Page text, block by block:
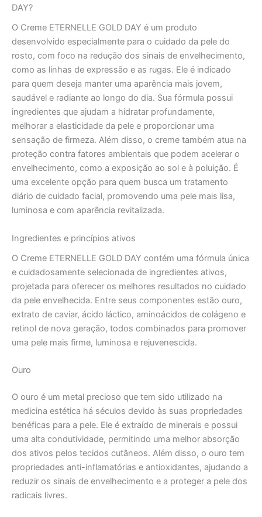
DAY?
O Creme ETERNELLE GOLD DAY é um produto
desenvolvido especialmente para o cuidado da pele do
rosto, com foco na redução dos sinais de envelhecimento,
como as linhas de expressão e as rugas. Ele é indicado
para quem deseja manter uma aparência mais jovem,
saudável e radiante ao longo do dia. Sua fórmula possui
ingredientes que ajudam a hidratar profundamente,
melhorar a elasticidade da pele e proporcionar uma
sensação de firmeza. Além disso, o creme também atua na
proteção contra fatores ambientais que podem acelerar o
envelhecimento, como a exposição ao sol e à poluição. É
uma excelente opção para quem busca um tratamento
diário de cuidado facial, promovendo uma pele mais lisa,
luminosa e com aparência revitalizada.
Ingredientes e princípios ativos
O Creme ETERNELLE GOLD DAY contém uma fórmula única
e cuidadosamente selecionada de ingredientes ativos,
projetada para oferecer os melhores resultados no cuidado
da pele envelhecida. Entre seus componentes estão ouro,
extrato de caviar, ácido láctico, aminoácidos de colágeno e
retinol de nova geração, todos combinados para promover
uma pele mais firme, luminosa e rejuvenescida.
Ouro
O ouro é um metal precioso que tem sido utilizado na
medicina estética há séculos devido às suas propriedades
benéficas para a pele. Ele é extraído de minerais e possui
uma alta condutividade, permitindo uma melhor absorção
dos ativos pelos tecidos cutâneos. Além disso, o ouro tem
propriedades anti-inflamatórias e antioxidantes, ajudando a
reduzir os sinais de envelhecimento e a proteger a pele dos
radicais livres.